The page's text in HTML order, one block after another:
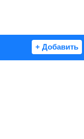
+ Добавить